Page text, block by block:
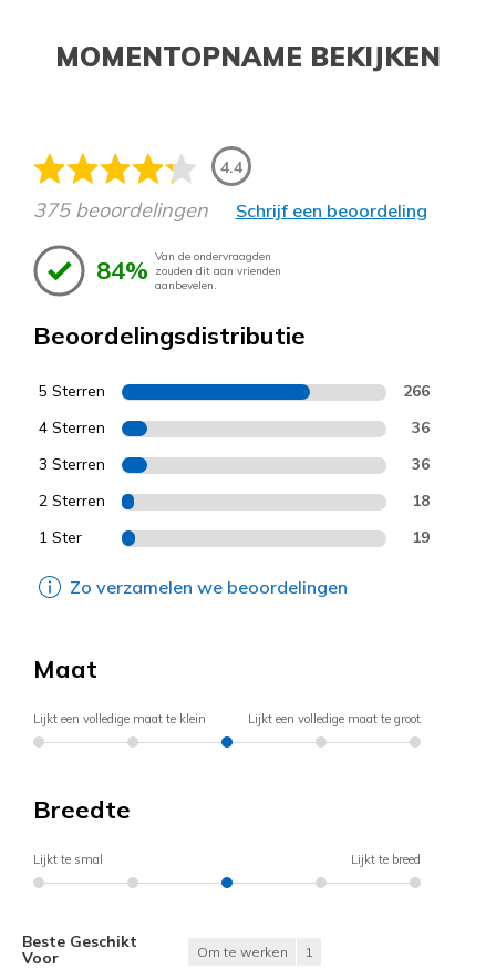
MOMENTOPNAME BEKIJKEN
4.4
375 beoordelingen Schrijf een beoordeling
84% Van de ondervraagden
zouden dit aan vrienden
aanbevelen.
Beoordelingsdistributie
5 Sterren 266
4 Sterren 36
3 Sterren 36
2 Sterren 18
1 Ster 19
Zo verzamelen we beoordelingen
Maat
Lijkt een volledige maat te klein Lijkt een volledige maat te groot
Breedte
Lijkt te smal Lijkt te breed
Beste Geschikt
Voor
Om te werken 1